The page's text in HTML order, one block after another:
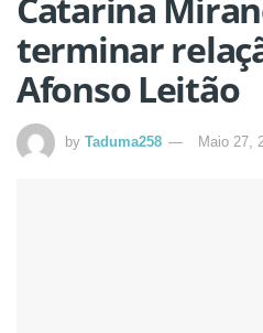
terminar
Afonso Leitão
by Taduma258 Maio 27,